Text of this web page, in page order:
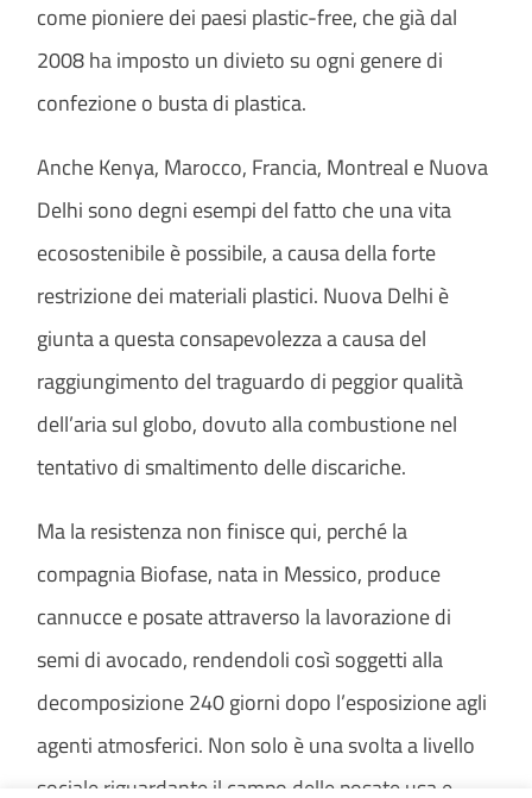
come pioniere dei paesi plastic-free, che già dal
2008 ha imposto un divieto su ogni genere di
confezione o busta di plastica.
Anche Kenya, Marocco, Francia, Montreal e Nuova
Delhi sono degni esempi del fatto che una vita
ecosostenibile è possibile, a causa della forte
restrizione dei materiali plastici. Nuova Delhi è
giunta a questa consapevolezza a causa del
raggiungimento del traguardo di peggior qualità
dell’aria sul globo, dovuto alla combustione nel
tentativo di smaltimento delle discariche.
Ma la resistenza non finisce qui, perché la
compagnia Biofase, nata in Messico, produce
cannucce e posate attraverso la lavorazione di
semi di avocado, rendendoli così soggetti alla
decomposizione 240 giorni dopo l’esposizione agli
agenti atmosferici. Non solo è una svolta a livello
sociale riguardante il campo delle posate usa e